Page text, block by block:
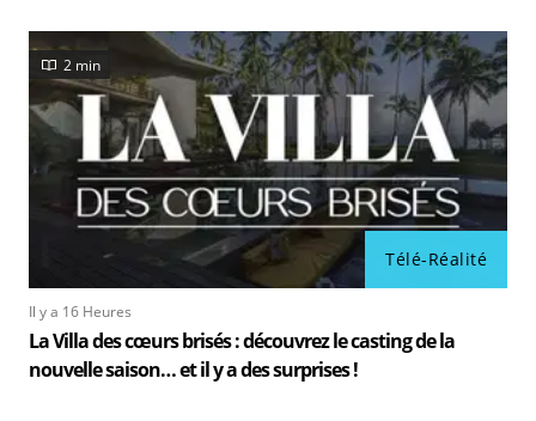
Télé-Réalité
2 min
Il y a 16 Heures
La Villa des cœurs brisés : découvrez le casting de la
nouvelle saison… et il y a des surprises !